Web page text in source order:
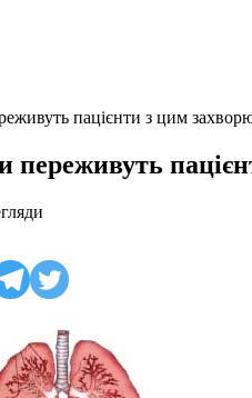
пацієнти з цим
переживуть